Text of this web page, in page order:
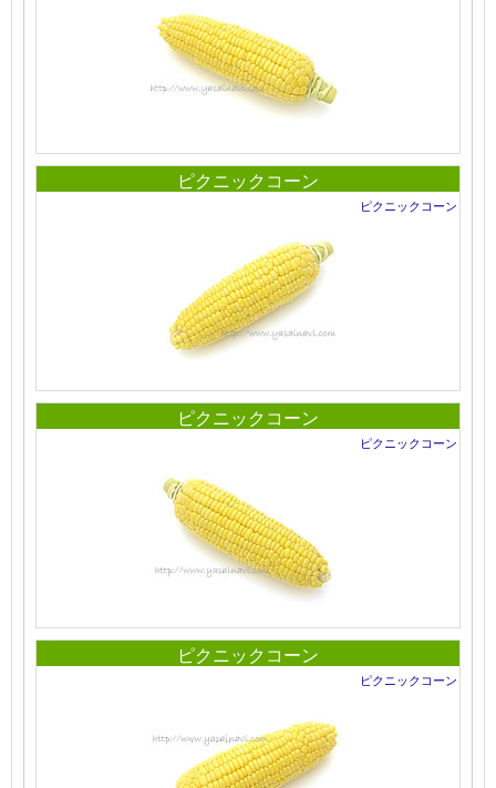
ピクニックコーン
ピクニックコーン
ピクニックコーン
ピクニックコーン
ピクニックコーン
ピクニックコーン